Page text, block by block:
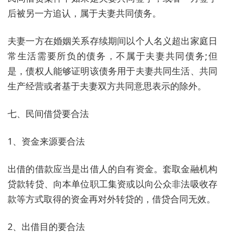
后被另一方追认，属于夫妻共同债务。
夫妻一方在婚姻关系存续期间以个人名义超出家庭日
常生活需要所负的债务，不属于夫妻共同债务;但
是，债权人能够证明该债务用于夫妻共同生活、共同
生产经营或者基于夫妻双方共同意思表示的除外。
七、民间借贷要合法
1、资金来源要合法
出借的借款应当是出借人的自有资金。套取金融机构
贷款转贷、向本单位职工集资或以向公众非法吸收存
款等方式取得的资金再对外转贷的，借贷合同无效。
2、出借目的要合法